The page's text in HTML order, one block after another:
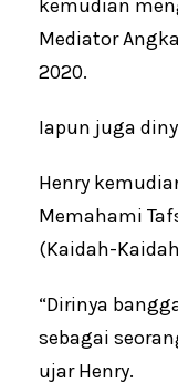
kemudian
Mediator
2020.
Iapun juga
Henry
Memahami
(Kaidah-
“Dirinya
sebagai
ujar Henry.